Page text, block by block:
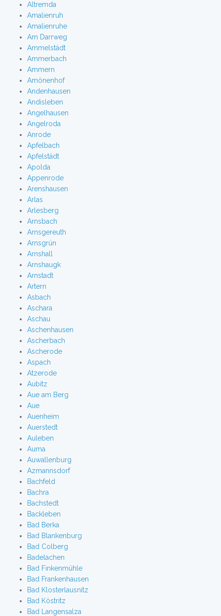
Altremda
Amalienruh
Amalienruhe
Am Darrweg
Ammelstädt
Ammerbach
Ammern
Amönenhof
Andenhausen
Andisleben
Angelhausen
Angelroda
Anrode
Apfelbach
Apfelstädt
Apolda
Appenrode
Arenshausen
Arlas
Arlesberg
Arnsbach
Arnsgereuth
Arnsgrün
Arnshall
Arnshaugk
Arnstadt
Artern
Asbach
Aschara
Aschau
Aschenhausen
Ascherbach
Ascherode
Aspach
Atzerode
Aubitz
Aue am Berg
Aue
Auenheim
Auerstedt
Auleben
Auma
Auwallenburg
Azmannsdorf
Bachfeld
Bachra
Bachstedt
Backleben
Bad Berka
Bad Blankenburg
Bad Colberg
Badelachen
Bad Finkenmühle
Bad Frankenhausen
Bad Klosterlausnitz
Bad Köstritz
Bad Langensalza